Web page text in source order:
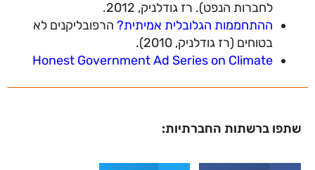
לחברות הנפט). רז גודלניק, 2012.
ההתחממות הגלובלית אמיתית? הרפובליקנים לא
בטוחים (רז גודלניק, 2010).
Honest Government Ad Series on Climate
שתפו ברשתות החברתיות: